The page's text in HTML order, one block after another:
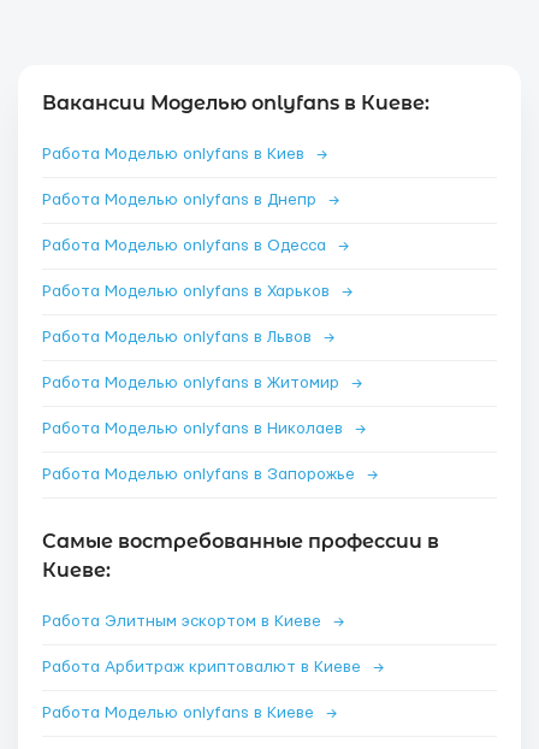
Вакансии Моделью onlyfans в Киеве:
Работа Моделью onlyfans в Киев →
Работа Моделью onlyfans в Днепр →
Работа Моделью onlyfans в Одесса →
Работа Моделью onlyfans в Харьков →
Работа Моделью onlyfans в Львов →
Работа Моделью onlyfans в Житомир →
Работа Моделью onlyfans в Николаев →
Работа Моделью onlyfans в Запорожье →
Самые востребованные профессии в
Киеве:
Работа Элитным эскортом в Киеве →
Работа Арбитраж криптовалют в Киеве →
Работа Моделью onlyfans в Киеве →